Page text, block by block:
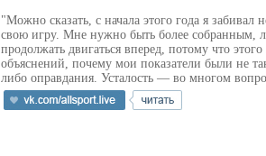
"Можно сказать, с начала этого года я
свою игру. Мне нужно быть более собранным,
продолжать двигаться вперед, потому что
объяснений, почему мои показатели были не
либо оправдания. Усталость — во многом